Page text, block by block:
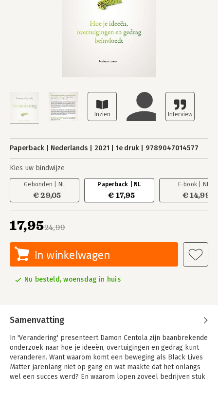
Paperback Nederlands 2021 1e druk 9789047014577
Kies uw bindwijze
Gebonden | NL
€ 29,05
Paperback | NL
€ 17,95
E-book | NL
€ 14,99
24,99
17,95
In winkelwagen
Nu besteld, woensdag in huis
Samenvatting
In 'Verandering' presenteert Damon Centola zijn baanbrekende
onderzoek naar hoe je ideeën, overtuigingen en gedrag kunt
veranderen. Want waarom komt een beweging als Black Lives
Matter jarenlang niet op gang en wat maakte dat het onlangs
wel een succes werd? En waarom lopen zoveel bedrijven stuk